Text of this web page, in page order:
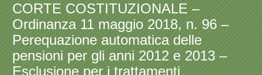
CORTE COSTITUZIONALE –
Ordinanza 11 maggio 2018, n. 96 –
Perequazione automatica delle
pensioni per gli anni 2012 e 2013 –
Esclusione per i trattamenti